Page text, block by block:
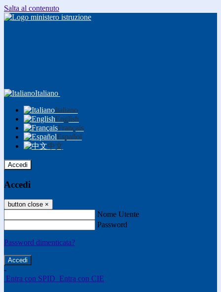
Salta al contenuto
Italiano
Italiano
English
Français
Español
中文
Accedi
Accedi
button close ×
Nome Utente
Password
Password dimenticata?
-
Entra con SPID Entra con CIE